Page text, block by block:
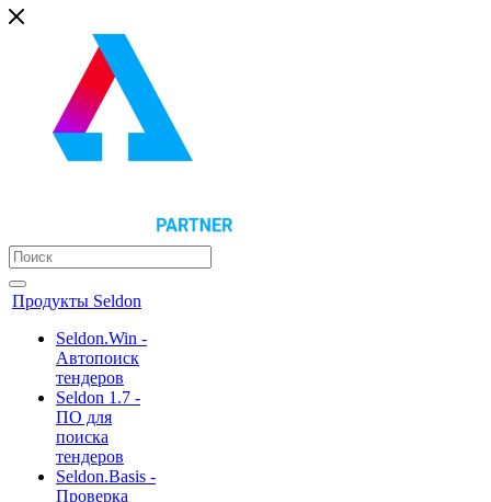
Продукты Seldon
Seldon.Win -
Автопоиск
тендеров
Seldon 1.7 -
ПО для
поиска
тендеров
Seldon.Basis -
Проверка